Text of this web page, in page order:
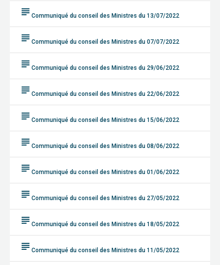
subject Communiqué du conseil des Ministres du 13/07/2022
subject Communiqué du conseil des Ministres du 07/07/2022
subject Communiqué du conseil des Ministres du 29/06/2022
subject Communiqué du conseil des Ministres du 22/06/2022
subject Communiqué du conseil des Ministres du 15/06/2022
subject Communiqué du conseil des Ministres du 08/06/2022
subject Communiqué du conseil des Ministres du 01/06/2022
subject Communiqué du conseil des Ministres du 27/05/2022
subject Communiqué du conseil des Ministres du 18/05/2022
subject Communiqué du conseil des Ministres du 11/05/2022